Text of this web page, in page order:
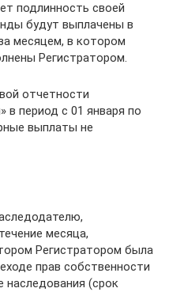
подлинность своей
будут выплачены в
месяцем, в котором
Регистратором.
отчетности
в период с 01 января по
выплаты не
месяца,
Регистратором была
прав собственности
наследования (срок